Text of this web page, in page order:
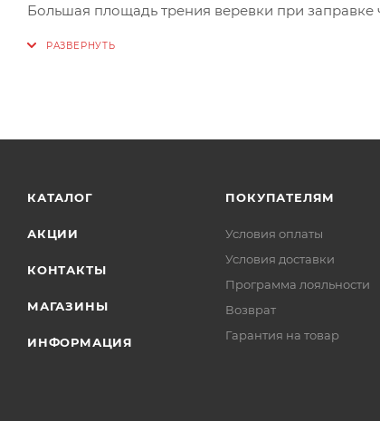
Большая площадь трения веревки при заправке
КАТАЛОГ
АКЦИИ
КОНТАКТЫ
МАГАЗИНЫ
ИНФОРМАЦИЯ
ПОКУПАТЕЛЯМ
Условия оплаты
Условия доставки
Программа лояльности
Возврат
Гарантия на товар